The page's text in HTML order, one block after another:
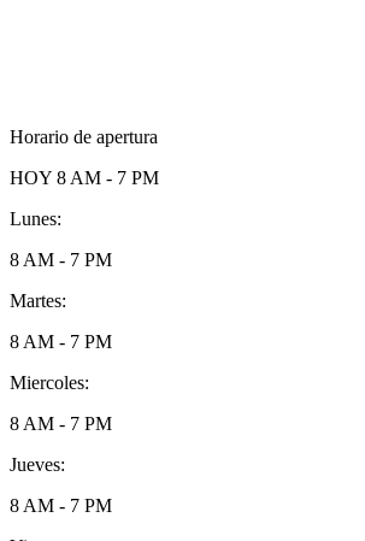
Horario de apertura
HOY 8 AM - 7 PM
Lunes:
8 AM - 7 PM
Martes:
8 AM - 7 PM
Miercoles:
8 AM - 7 PM
Jueves:
8 AM - 7 PM